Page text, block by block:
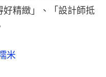
精緻」、「設計師抵
米